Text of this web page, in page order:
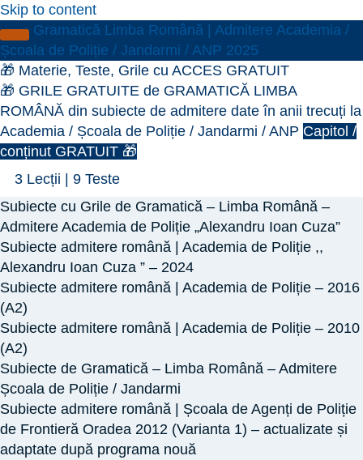
Skip to content
Gramatică Limba Română | Admitere Academia /
Școala de Poliție / Jandarmi / ANP 2025
🎁 Materie, Teste, Grile cu ACCES GRATUIT
🎁 GRILE GRATUITE de GRAMATICĂ LIMBA
ROMÂNĂ din subiecte de admitere date în anii trecuți la
Academia / Școala de Poliție / Jandarmi / ANP Capitol /
conținut GRATUIT 🎁
Închide
🎁
GRILE
GRATUITE
de
GRAMATICĂ
LIMBA
ROMÂNĂ
din
subiecte
de
admitere
date
în
3 Lecții
9 Teste
Subiecte cu Grile de Gramatică – Limba Română –
Admitere Academia de Poliție „Alexandru Ioan Cuza”
Subiecte admitere română | Academia de Poliție ,,
Alexandru Ioan Cuza ” – 2024
Subiecte admitere română | Academia de Poliție – 2016
(A2)
Subiecte admitere română | Academia de Poliție – 2010
(A2)
Subiecte de Gramatică – Limba Română – Admitere
Școala de Poliție / Jandarmi
Subiecte admitere română | Școala de Agenți de Poliție
de Frontieră Oradea 2012 (Varianta 1) – actualizate și
adaptate după programa nouă